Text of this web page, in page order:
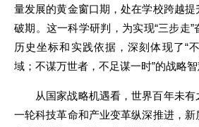
量发展的黄金窗口期，处在学校跨越
破期。这一科学研判，为实现“三步走
历史坐标和实践依据，深刻体现了“
域；不谋万世者，不足谋一时”的战略智
从国家战略机遇看，世界百年未
一轮科技革命和产业变革纵深推进，